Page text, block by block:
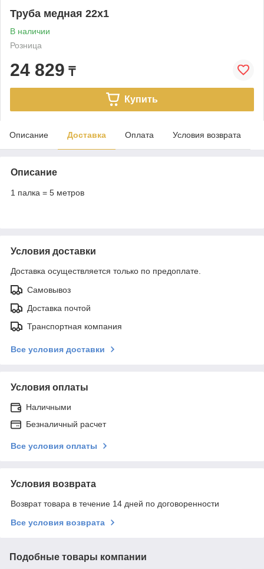
Труба медная 22х1
В наличии
Розница
24 829 ₸
Купить
Описание Доставка Оплата Условия возврата
Описание
1 палка = 5 метров
Условия доставки
Доставка осуществляется только по предоплате.
Самовывоз
Доставка почтой
Транспортная компания
Все условия доставки
Условия оплаты
Наличными
Безналичный расчет
Все условия оплаты
Условия возврата
Возврат товара в течение 14 дней по договоренности
Все условия возврата
Подобные товары компании